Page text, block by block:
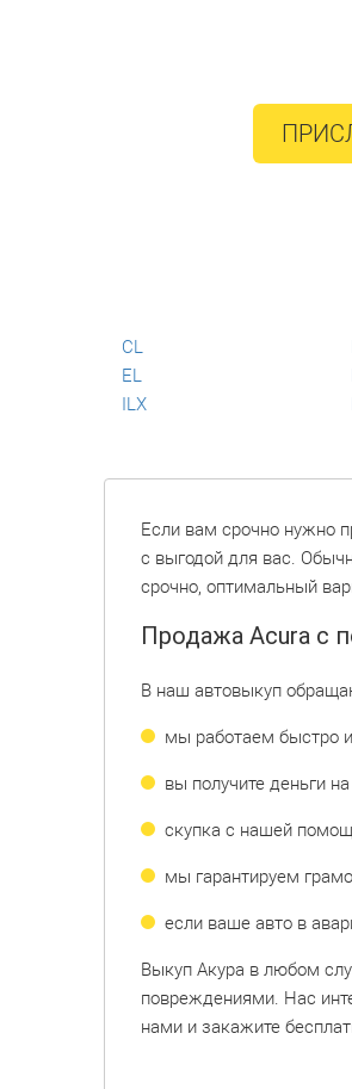
CL
EL
ILX
Если вам срочно нужно
с выгодой для вас.
срочно, оптимальный
Продажа Acura с
В наш автовыкуп
мы работаем быстро
вы получите деньги
скупка с нашей
мы гарантируем
если ваше авто в
Выкуп Акура в любом
повреждениями. Нас
нами и закажите